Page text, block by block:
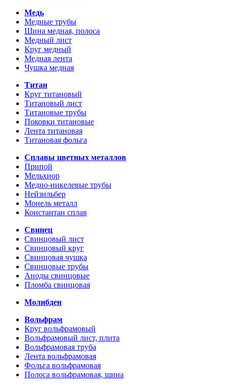
Медь
Медные трубы
Шина медная, полоса
Медный лист
Круг медный
Медная лента
Чушка медная
Титан
Круг титановый
Титановый лист
Титановые трубы
Поковки титановые
Лента титановая
Титановая фольга
Сплавы цветных металлов
Припой
Мельхиор
Медно-никелевые трубы
Нейзильбер
Монель металл
Константан сплав
Свинец
Свинцовый лист
Свинцовый круг
Свинцовая чушка
Свинцовые трубы
Аноды свинцовые
Пломба свинцовая
Молибден
Вольфрам
Круг вольфрамовый
Вольфрамовый лист, плита
Вольфрамовая труба
Лента вольфрамовая
Фольга вольфрамовая
Полоса вольфрамовая, шина